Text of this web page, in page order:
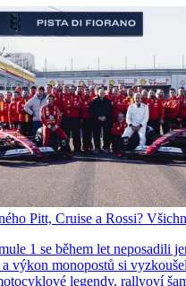
Pitt, Cruise a Rossi?
1 se během let neposadili
výkon monopostů si
legendy, rallyoví